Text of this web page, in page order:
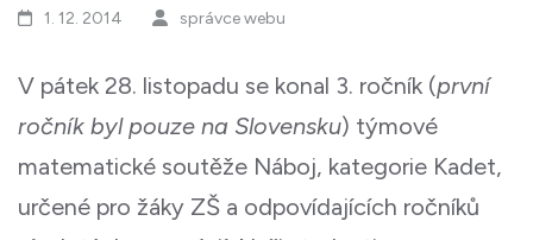
1. 12. 2014 správce webu
V pátek 28. listopadu se konal 3. ročník (první
ročník byl pouze na Slovensku) týmové
matematické soutěže Náboj, kategorie Kadet,
určené pro žáky ZŠ a odpovídajících ročníků